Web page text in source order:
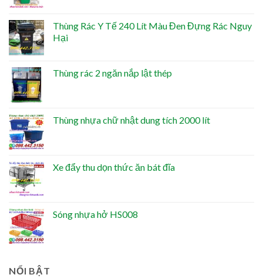
Thùng Rác Y Tế 240 Lít Màu Đen Đựng Rác Nguy
Hại
Thùng rác 2 ngăn nắp lật thép
Thùng nhựa chữ nhật dung tích 2000 lít
Xe đẩy thu dọn thức ăn bát đĩa
Sóng nhựa hở HS008
NỔI BẬT